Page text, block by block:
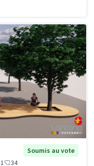
Soumis au vote
1 34